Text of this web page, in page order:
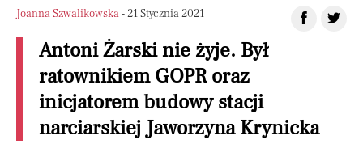
Joanna Szwalikowska- 21 Stycznia 2021
Antoni Żarski nie żyje. Był
ratownikiem GOPR oraz
inicjatorem budowy stacji
narciarskiej Jaworzyna Krynicka